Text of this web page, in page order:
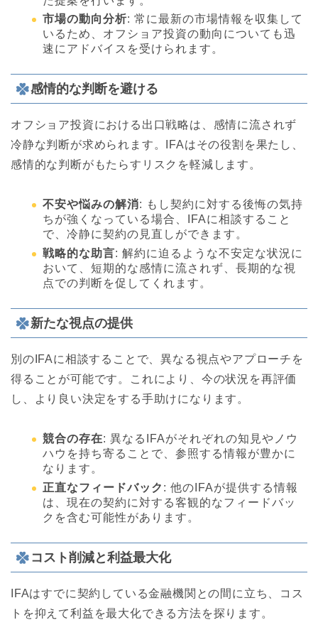
市場の動向分析: 常に最新の市場情報を収集して
いるため、オフショア投資の動向についても迅
速にアドバイスを受けられます。
感情的な判断を避ける
オフショア投資における出口戦略は、感情に流されず
冷静な判断が求められます。IFAはその役割を果たし、
感情的な判断がもたらすリスクを軽減します。
不安や悩みの解消: もし契約に対する後悔の気持
ちが強くなっている場合、IFAに相談すること
で、冷静に契約の見直しができます。
戦略的な助言: 解約に迫るような不安定な状況に
おいて、短期的な感情に流されず、長期的な視
点での判断を促してくれます。
新たな視点の提供
別のIFAに相談することで、異なる視点やアプローチを
得ることが可能です。これにより、今の状況を再評価
し、より良い決定をする手助けになります。
競合の存在: 異なるIFAがそれぞれの知見やノウ
ハウを持ち寄ることで、参照する情報が豊かに
なります。
正直なフィードバック : 他のIFAが提供する情報
は、現在の契約に対する客観的なフィードバッ
クを含む可能性があります。
コスト削減と利益最大化
IFAはすでに契約している金融機関との間に立ち、コス
トを抑えて利益を最大化できる方法を探ります。